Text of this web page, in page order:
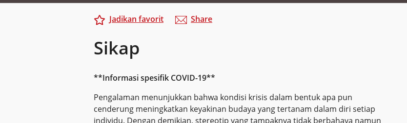
Sikap
Jadikan favorit Share
**Informasi spesifik COVID-19**
Pengalaman menunjukkan bahwa kondisi krisis dalam bentuk apa pun
cenderung meningkatkan keyakinan budaya yang tertanam dalam diri setiap
individu. Dengan demikian, stereotip yang tampaknya tidak berbahaya namun